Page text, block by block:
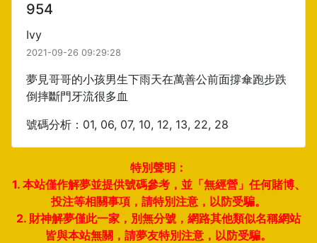
954
Ivy
2021-09-26 09:29:28
夢見哥哥的小孩男生下雨天在萬善公前面撐傘跑步跌
倒摔斷門牙流很多血
號碼分析：01, 06, 07, 10, 12, 13, 22, 28
特別聲明：
1. 本站僅作解夢並提供號碼參考，並「無經營」任何賭博、
投注等相關事項，請特別注意，以防受騙。
2. 財神解夢僅此一家，別無分號，網路其他類似名稱網站
皆與本站無關，請夢友特別注意，以防受騙。